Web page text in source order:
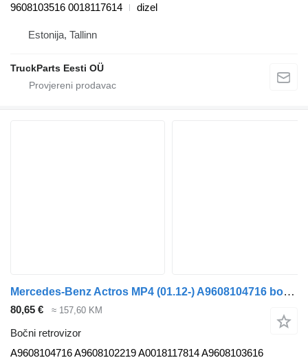
9608103516 0018117614
dizel
Estonija, Tallinn
TruckParts Eesti OÜ
Mercedes-Benz Actros MP4 (01.12-) A9608104716 bočni retrovizor za Mercedes-Benz Actros MP4 Antos Arocs (2012-) tegljača
80,65 € ≈ 157,60 KM
Bočni retrovizor
A9608104716 A9608102219 A0018117814 A9608103616